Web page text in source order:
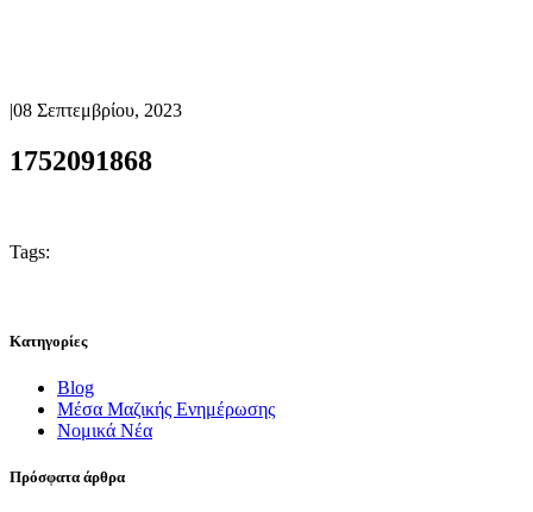
|08 Σεπτεμβρίου, 2023
1752091868
Tags:
Κατηγορίες
Blog
Μέσα Μαζικής Ενημέρωσης
Νομικά Νέα
Πρόσφατα άρθρα